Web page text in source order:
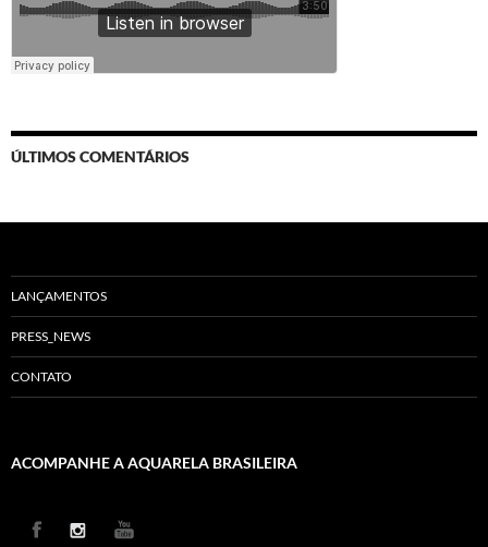
ÚLTIMOS COMENTÁRIOS
LANÇAMENTOS
PRESS_NEWS
CONTATO
ACOMPANHE A AQUARELA BRASILEIRA